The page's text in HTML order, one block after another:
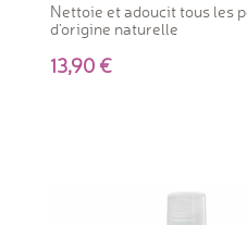
Nettoie et adoucit tous les
d'origine naturelle
13,90